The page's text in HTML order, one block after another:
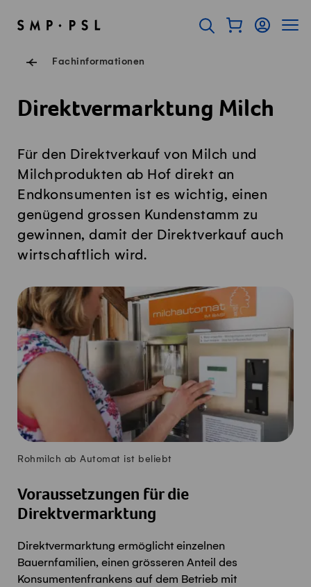
Suche öffnen
Warenkorb als
Login
Fachinformationen
Direktvermarktung Milch
Für den Direktverkauf von Milch und
Milchprodukten ab Hof direkt an
Endkonsumenten ist es wichtig, einen
genügend grossen Kundenstamm zu
gewinnen, damit der Direktverkauf auch
wirtschaftlich wird.
Rohmilch ab Automat ist beliebt
Voraussetzungen für die
Direktvermarktung
Direktvermarktung ermöglicht einzelnen
Bauernfamilien, einen grösseren Anteil des
Konsumentenfrankens auf dem Betrieb mit